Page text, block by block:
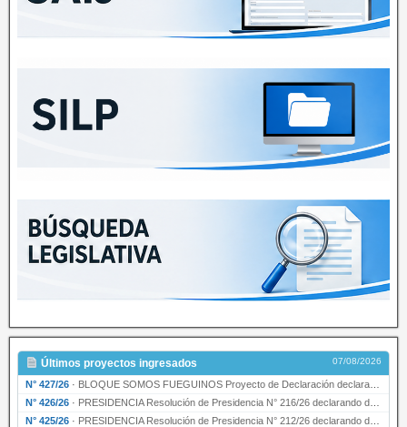
Últimos proyectos ingresados 07/08/2026
N° 427/26 · BLOQUE SOMOS FUEGUINOS Proyecto de Declaración declarando de interés provincial PRESIDENCI…
N° 426/26 · PRESIDENCIA Resolución de Presidencia N° 216/26 declarando de interés provincial la labor …
N° 425/26 · PRESIDENCIA Resolución de Presidencia N° 212/26 declarando de interés provincial el “50° A…